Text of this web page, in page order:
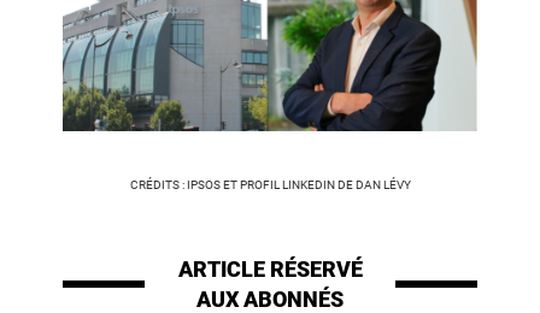
CRÉDITS : IPSOS ET PROFIL LINKEDIN DE DAN LÉVY
ARTICLE RÉSERVÉ
AUX ABONNÉS